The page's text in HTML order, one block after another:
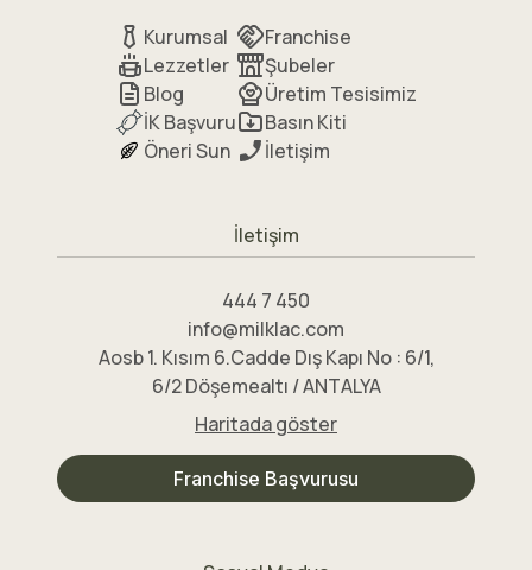
Kurumsal
Lezzetler
Blog
İK Başvuru
Öneri Sun
Franchise
Şubeler
Üretim Tesisimiz
Basın Kiti
İletişim
İletişim
444 7 450
info@milklac.com
Aosb 1. Kısım 6.Cadde Dış Kapı No : 6/1,
6/2 Döşemealtı / ANTALYA
Haritada göster
Franchise Başvurusu